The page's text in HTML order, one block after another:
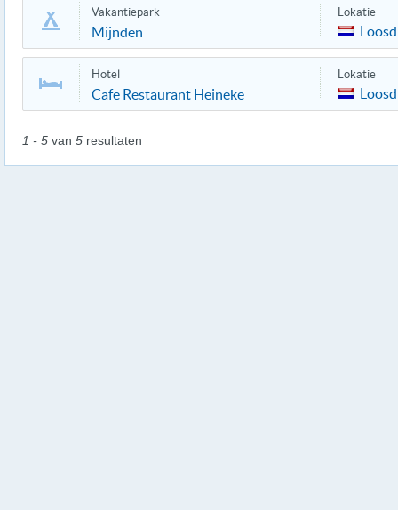
Vakantiepark
Mijnden
Lokatie
Hotel
Cafe Restaurant Heineke
Lokatie
1 - 5 van 5 resultaten